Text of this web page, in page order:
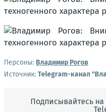
Персоны: Владимир Рогов
Источник: Telegram-канал
Подписывайтесь